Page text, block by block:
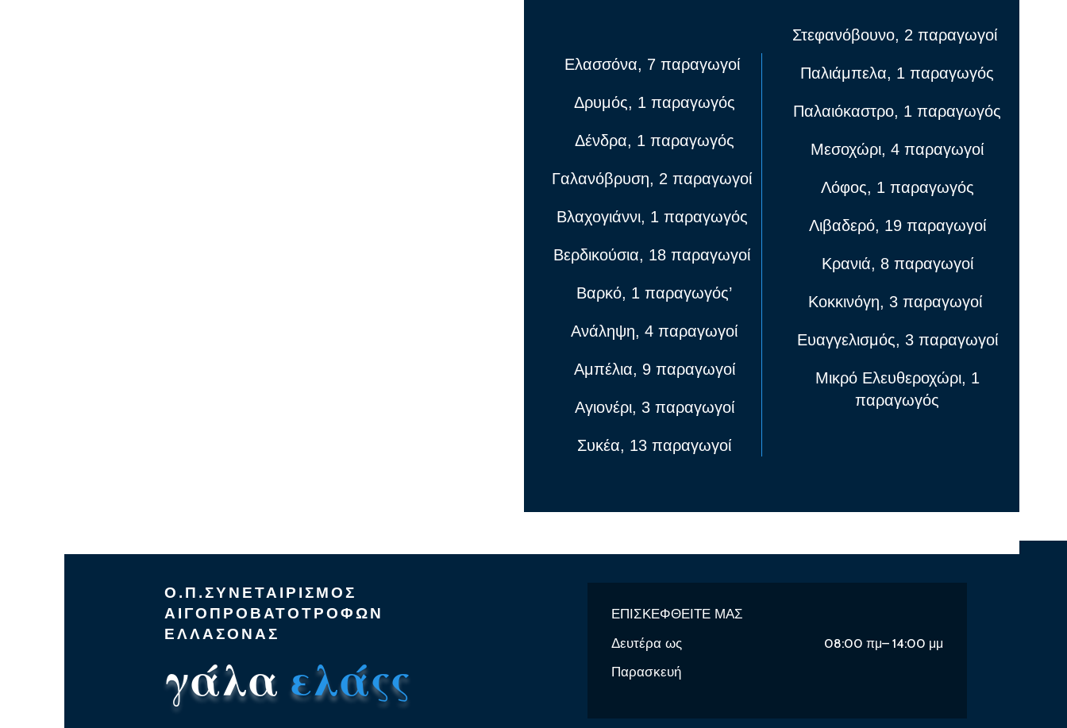
Ελασσόνα, 7 παραγωγοί
Δρυμός, 1 παραγωγός
Δένδρα, 1 παραγωγός
Γαλανόβρυση, 2 παραγωγοί
Βλαχογιάννι, 1 παραγωγός
Βερδικούσια, 18 παραγωγοί
Βαρκό, 1 παραγωγός’
Ανάληψη, 4 παραγωγοί
Αμπέλια, 9 παραγωγοί
Αγιονέρι, 3 παραγωγοί
Συκέα, 13 παραγωγοί
Στεφανόβουνο, 2 παραγωγοί
Παλιάμπελα, 1 παραγωγός
Παλαιόκαστρο, 1 παραγωγός
Μεσοχώρι, 4 παραγωγοί
Λόφος, 1 παραγωγός
Λιβαδερό, 19 παραγωγοί
Κρανιά, 8 παραγωγοί
Κοκκινόγη, 3 παραγωγοί
Ευαγγελισμός, 3 παραγωγοί
Μικρό Ελευθεροχώρι, 1
παραγωγός
Ο.Π.ΣΥΝΕΤΑΙΡΙΣΜΟΣ
ΑΙΓΟΠΡΟΒΑΤΟΤΡΟΦΩΝ
ΕΛΛΑΣΟΝΑΣ
γάλα ελάςς
ΕΠΙΣΚΕΦΘΕΙΤΕ ΜΑΣ
Δευτέρα ως
Παρασκευή
08:00 πμ– 14:00 μμ